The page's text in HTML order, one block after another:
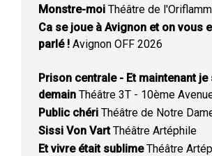
Monstre-moi Théâtre de
Ca se joue à Avignon et on vous
parlé ! Avignon OFF 2026
Prison centrale - Et maintenant je
demain Théâtre 3T - 10ème
Public chéri Théâtre de Notre
Sissi Von VartThéâtre Artéphile
Et vivre était sublimeThéâtre